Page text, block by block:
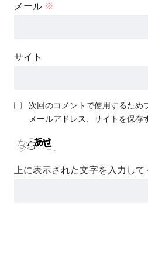
メール ※
サイト
次回のコメントで使用するため
メールアドレス、サイトを保存
上に表示された文字を入力して